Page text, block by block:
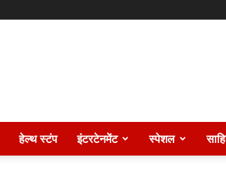
हेल्थ स्टंप इंटरटेनमेंट स्पेशल